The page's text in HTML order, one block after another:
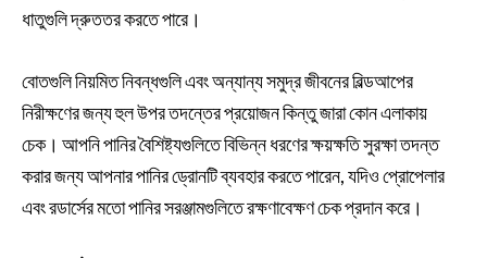
ধাতুগুলি দ্রুততর করতে পারে।
বোতগুলি নিয়মিত নিবন্ধগুলি এবং অন্যান্য সমুদ্র জীবনের বিল্ডআপের
নিরীক্ষণের জন্য হুল উপর তদন্তের প্রয়োজন কিন্তু জারা কোন এলাকায়
চেক। আপনি পানির বৈশিষ্ট্যগুলিতে বিভিন্ন ধরণের ক্ষয়ক্ষতি সুরক্ষা তদন্ত
করার জন্য আপনার পানির ড্রোনটি ব্যবহার করতে পারেন, যদিও প্রোপেলার
এবং রডার্সের মতো পানির সরঞ্জামগুলিতে রক্ষণাবেক্ষণ চেক প্রদান করে।